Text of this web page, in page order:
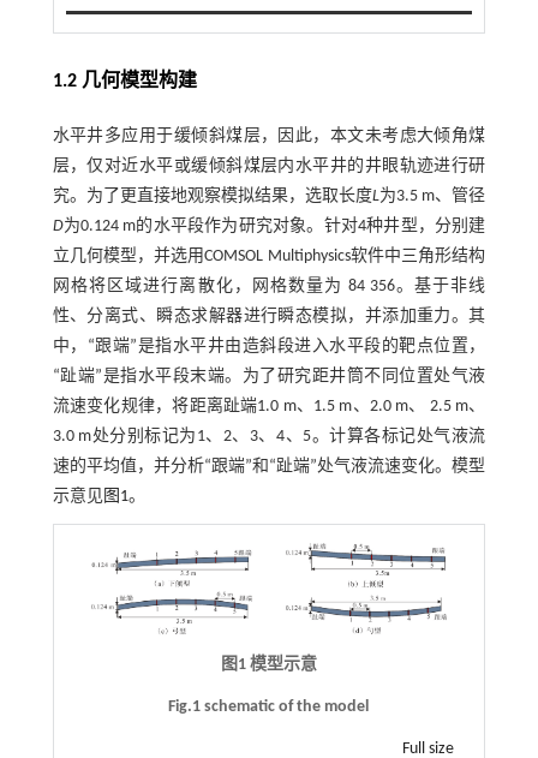
1.2 几何模型构建
水平井多应用于缓倾斜煤层，因此，本文未考虑大倾角煤
层，仅对近水平或缓倾斜煤层内水平井的井眼轨迹进行研
究。为了更直接地观察模拟结果，选取长度L为3.5 m、管径
D为0.124 m的水平段作为研究对象。针对4种井型，分别建
立几何模型，并选用COMSOL Multiphysics软件中三角形结构
网格将区域进行离散化，网格数量为 84 356。基于非线
性、分离式、瞬态求解器进行瞬态模拟，并添加重力。其
中，“跟端”是指水平井由造斜段进入水平段的靶点位置，
“趾端”是指水平段末端。为了研究距井筒不同位置处气液
流速变化规律，将距离趾端1.0 m、1.5 m、2.0 m、 2.5 m、
3.0 m处分别标记为1、2、3、4、5。计算各标记处气液流
速的平均值，并分析“跟端”和“趾端”处气液流速变化。模型
示意见图1。
图1 模型示意
Fig.1 schematic of the model
Full size